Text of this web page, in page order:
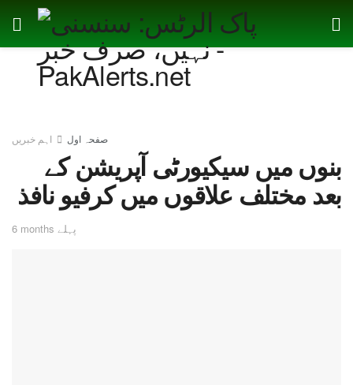
صفحہ اول اہم خبریں
بنوں میں سیکیورٹی آپریشن کے
بعد مختلف علاقوں میں کرفیو نافذ
6 months پہلے